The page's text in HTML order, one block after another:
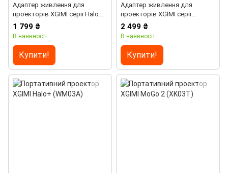
Адаптер живлення для
проекторів XGIMI серії Halo
(HKA09019047-6P)
1 799 ₴
В наявності
Купити!
Адаптер живлення для
проекторів XGIMI серії
Horizon (HKA220190A2-6B)
2 499 ₴
В наявності
Купити!